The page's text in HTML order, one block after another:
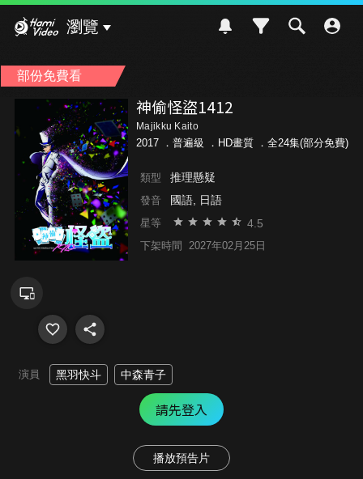
瀏覽
部份免費看
神偷怪盜1412
Majikku Kaito
2017 ． 普遍級 ．HD畫質 ．全24集(部分免費)
類型 推理懸疑
發音 國語, 日語
星等 4.5
下架時間 2027年02月25日
演員 黑羽快斗 中森青子
請先登入
播放預告片